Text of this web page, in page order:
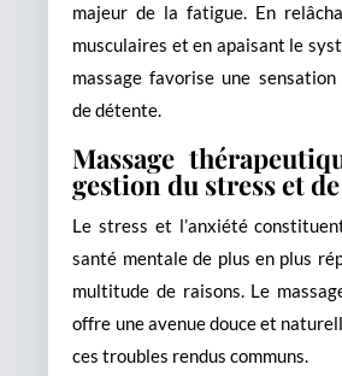
majeur de la fatigue. En
musculaires et en apaisant le
massage favorise une
de détente.
Massage
gestion du stress et
Le stress et l’anxiété
santé mentale de plus en plus
multitude de raisons. Le
offre une avenue douce et
ces troubles rendus communs.